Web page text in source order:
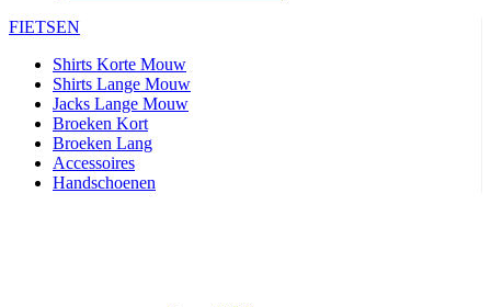
FIETSEN
Shirts Korte Mouw
Shirts Lange Mouw
Jacks Lange Mouw
Broeken Kort
Broeken Lang
Accessoires
Handschoenen